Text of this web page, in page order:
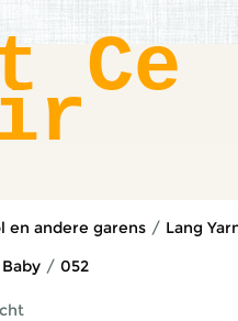
Ce
en andere garens / Lang
/ 052